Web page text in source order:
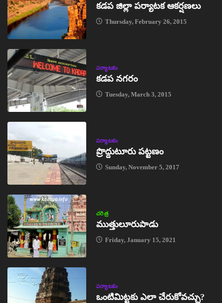
కడప జిల్లా పర్యాటక ఆకర్షణలు
Thursday, February 26, 2015
పర్యాటకం
కడప నగరం
Tuesday, March 3, 2015
పర్యాటకం
ప్రొద్దుటూరు పట్టణం
Sunday, November 5, 2017
చరిత్ర
ముత్తులూరుపాడు
Friday, January 15, 2021
పర్యాటకం
ఒంటిమిట్టకు ఎలా చేరుకోవచ్చు?